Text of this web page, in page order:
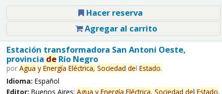
Hacer reserva
Agregar al carrito
Estación transformadora San Antoni Oeste,
provincia deRío Negro
por Agua y Energía Eléctrica, Sociedad del Estado.
Idioma: Español
Editor: Buenos Aires: Agua y Energía Eléctrica, Sociedad del Estado,